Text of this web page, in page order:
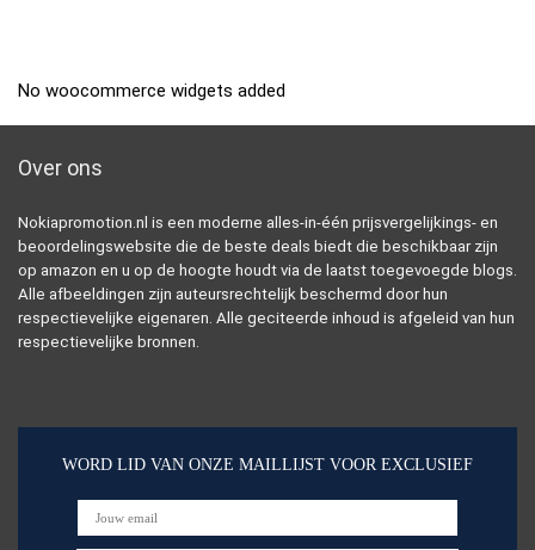
No woocommerce widgets added
Over ons
Nokiapromotion.nl is een moderne alles-in-één prijsvergelijkings- en
beoordelingswebsite die de beste deals biedt die beschikbaar zijn
op amazon en u op de hoogte houdt via de laatst toegevoegde blogs.
Alle afbeeldingen zijn auteursrechtelijk beschermd door hun
respectievelijke eigenaren. Alle geciteerde inhoud is afgeleid van hun
respectievelijke bronnen.
WORD LID VAN ONZE MAILLIJST VOOR EXCLUSIEF